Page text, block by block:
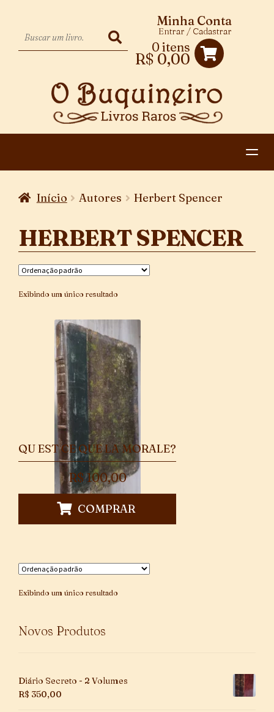
0 itens
R$ 0,00
Minha Conta
Entrar / Cadastrar
DESCENDENTE
PAGAMENTO E ENTREGA
Início Autores Herbert Spencer
HERBERT SPENCER
Exibindo um único resultado
QU EST CE QUE LA MORALE?
R$100,00
COMPRAR
Exibindo um único resultado
Novos Produtos
Diário Secreto - 2 Volumes
R$ 350,00